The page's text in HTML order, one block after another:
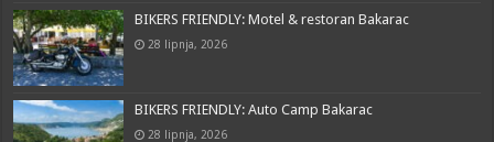
BIKERS FRIENDLY: Motel & restoran Bakarac
28 lipnja, 2026
BIKERS FRIENDLY: Auto Camp Bakarac
28 lipnja, 2026